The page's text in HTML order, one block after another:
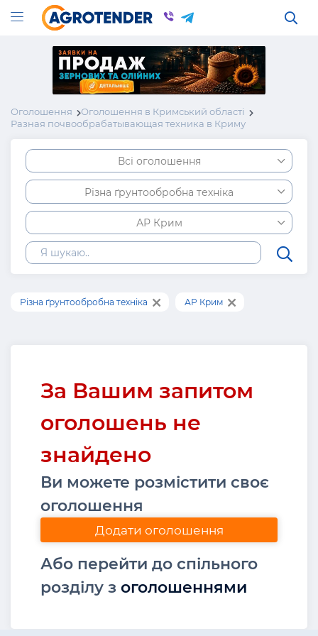
Оголошення
Оголошення в Кримський області
Разная почвообрабатывающая техника в Криму
Всі оголошення
Різна ґрунтообробна техніка
АР Крим
Різна ґрунтообробна техніка АР Крим
За Вашим запитом
оголошень не
знайдено
Ви можете розмістити своє
оголошення
Додати оголошення
Або перейти до спільного
розділу з оголошеннями